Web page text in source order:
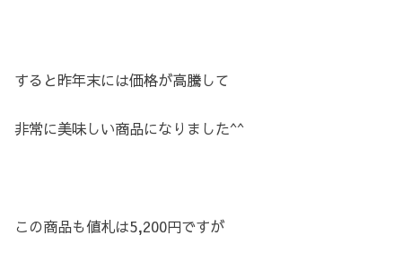
すると昨年末には価格が高騰して
非常に美味しい商品になりました^^
この商品も値札は5,200円ですが